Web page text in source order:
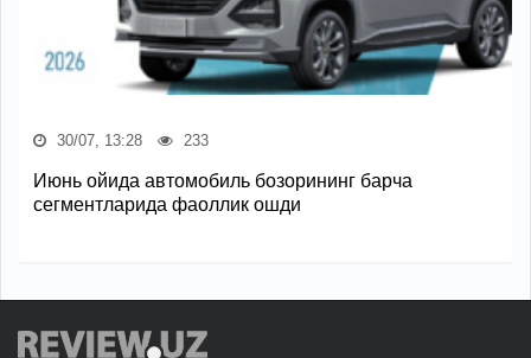
30/07, 13:28 233
Июнь ойида автомобиль бозорининг барча
сегментларида фаоллик ошди